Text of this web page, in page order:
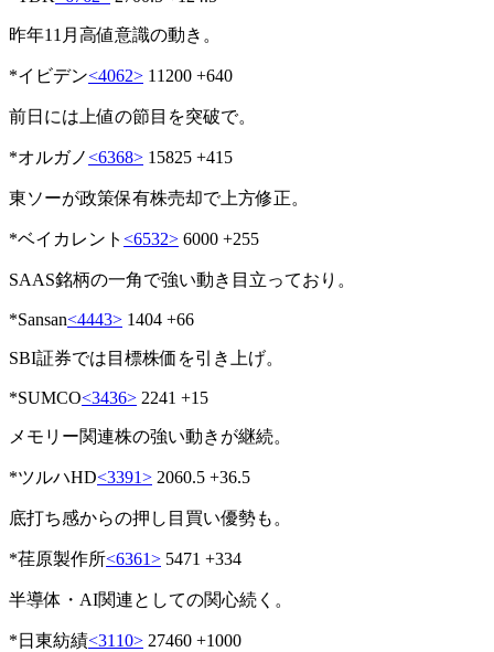
昨年11月高値意識の動き。
*イビデン<4062> 11200 +640
前日には上値の節目を突破で。
*オルガノ<6368> 15825 +415
東ソーが政策保有株売却で上方修正。
*ベイカレント <6532> 6000 +255
SAAS銘柄の一角で強い動き目立っており。
*Sansan<4443> 1404 +66
SBI証券では目標株価を引き上げ。
*SUMCO<3436> 2241 +15
メモリー関連株の強い動きが継続。
*ツルハHD<3391> 2060.5 +36.5
底打ち感からの押し目買い優勢も。
*荏原製作所<6361> 5471 +334
半導体・AI関連としての関心続く。
*日東紡績<3110> 27460 +1000